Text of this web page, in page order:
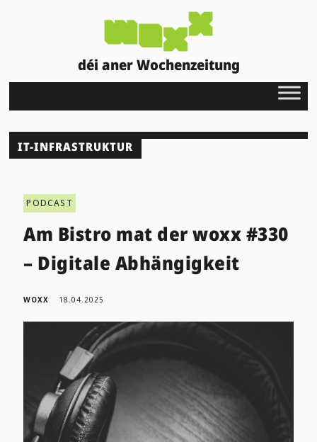
déi aner Wochenzeitung
IT-INFRASTRUKTUR
PODCAST
Am Bistro mat der woxx #330
– Digitale Abhängigkeit
WOXX 18.04.2025